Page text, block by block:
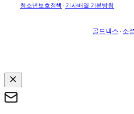
청소년보호정책 · 기사배열 기본방침
골드넥스 · 소